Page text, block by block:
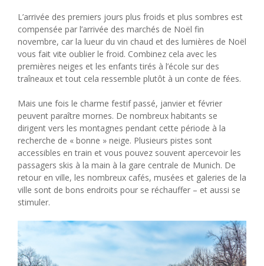
L’arrivée des premiers jours plus froids et plus sombres est
compensée par l’arrivée des marchés de Noël fin
novembre, car la lueur du vin chaud et des lumières de Noël
vous fait vite oublier le froid. Combinez cela avec les
premières neiges et les enfants tirés à l’école sur des
traîneaux et tout cela ressemble plutôt à un conte de fées.
Mais une fois le charme festif passé, janvier et février
peuvent paraître mornes. De nombreux habitants se
dirigent vers les montagnes pendant cette période à la
recherche de « bonne » neige. Plusieurs pistes sont
accessibles en train et vous pouvez souvent apercevoir les
passagers skis à la main à la gare centrale de Munich. De
retour en ville, les nombreux cafés, musées et galeries de la
ville sont de bons endroits pour se réchauffer – et aussi se
stimuler.